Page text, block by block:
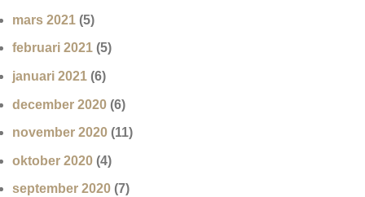
mars 2021 (5)
februari 2021 (5)
januari 2021 (6)
december 2020 (6)
november 2020 (11)
oktober 2020 (4)
september 2020 (7)